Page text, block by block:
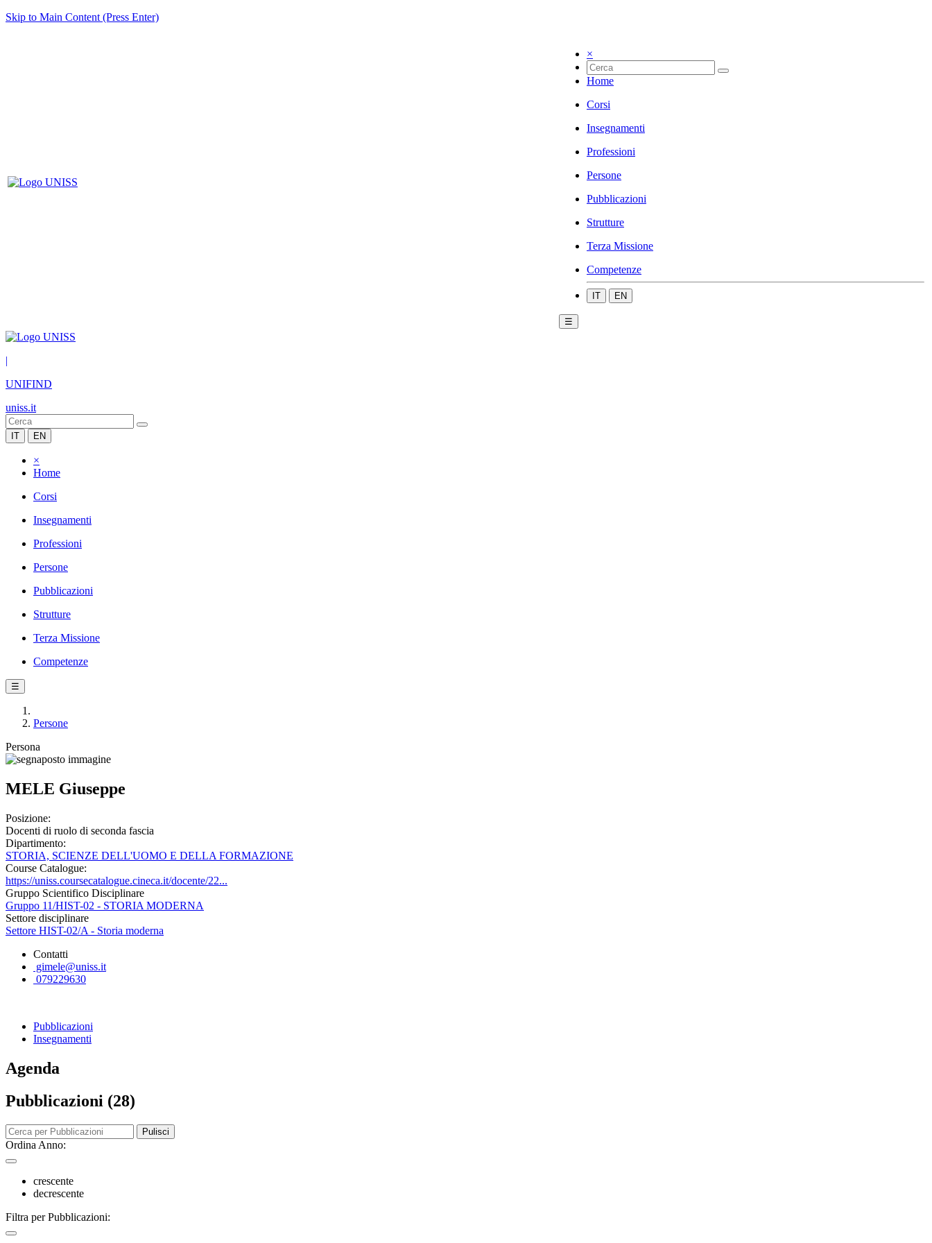
Skip to Main Content (Press Enter)
×
Home
Corsi
Insegnamenti
Professioni
Persone
Pubblicazioni
Strutture
Terza Missione
Competenze
IT EN
☰
|
UNIFIND
uniss.it
IT EN
×
Home
Corsi
Insegnamenti
Professioni
Persone
Pubblicazioni
Strutture
Terza Missione
Competenze
☰
Persone
Persona
MELE Giuseppe
Posizione:
Docenti di ruolo di seconda fascia
Dipartimento:
STORIA, SCIENZE DELL'UOMO E DELLA FORMAZIONE
Course Catalogue:
https://uniss.coursecatalogue.cineca.it/docente/22...
Gruppo Scientifico Disciplinare
Gruppo 11/HIST-02 - STORIA MODERNA
Settore disciplinare
Settore HIST-02/A - Storia moderna
Contatti
gimele@uniss.it
079229630
Pubblicazioni
Insegnamenti
Agenda
Pubblicazioni (28)
Pulisci
Ordina Anno:
crescente
decrescente
Filtra per Pubblicazioni: